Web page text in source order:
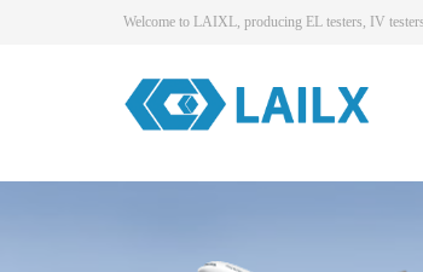
Welcome to LAIXL, producing EL testers, IV